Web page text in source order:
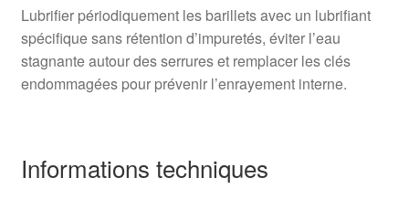
Lubrifier périodiquement les barillets avec un lubrifiant
spécifique sans rétention d’impuretés, éviter l’eau
stagnante autour des serrures et remplacer les clés
endommagées pour prévenir l’enrayement interne.
Informations techniques